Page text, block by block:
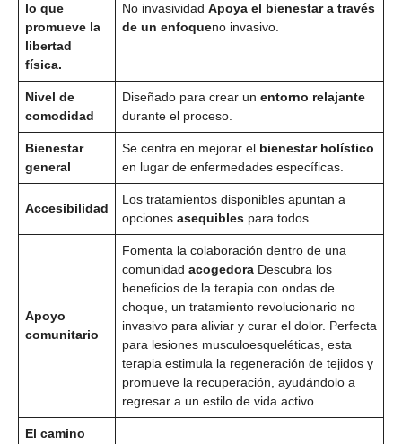
lo que
promueve la
libertad
física.
No invasividad Apoya el bienestar a través
de un enfoqueno invasivo.
Nivel de
comodidad
Diseñado para crear un entorno relajante
durante el proceso.
Bienestar
general
Se centra en mejorar el bienestar holístico
en lugar de enfermedades específicas.
Accesibilidad
Los tratamientos disponibles apuntan a
opciones asequibles para todos.
Apoyo
comunitario
Fomenta la colaboración dentro de una
comunidad acogedora Descubra los
beneficios de la terapia con ondas de
choque, un tratamiento revolucionario no
invasivo para aliviar y curar el dolor. Perfecta
para lesiones musculoesqueléticas, esta
terapia estimula la regeneración de tejidos y
promueve la recuperación, ayudándolo a
regresar a un estilo de vida activo.
El camino